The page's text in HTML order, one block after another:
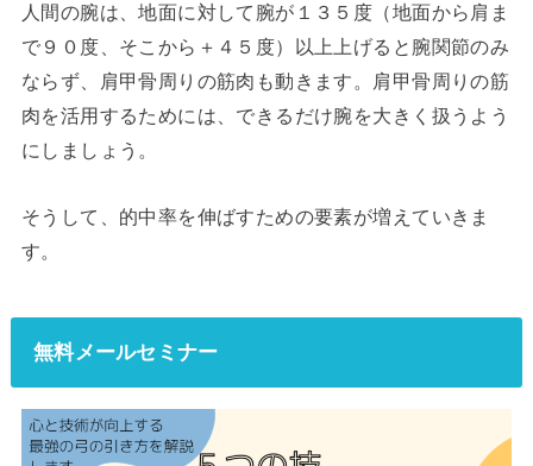
人間の腕は、地面に対して腕が１３５度（地面から肩ま
で９０度、そこから＋４５度）以上上げると腕関節のみ
ならず、肩甲骨周りの筋肉も動きます。肩甲骨周りの筋
肉を活用するためには、できるだけ腕を大きく扱うよう
にしましょう。
そうして、的中率を伸ばすための要素が増えていきま
す。
無料メールセミナー